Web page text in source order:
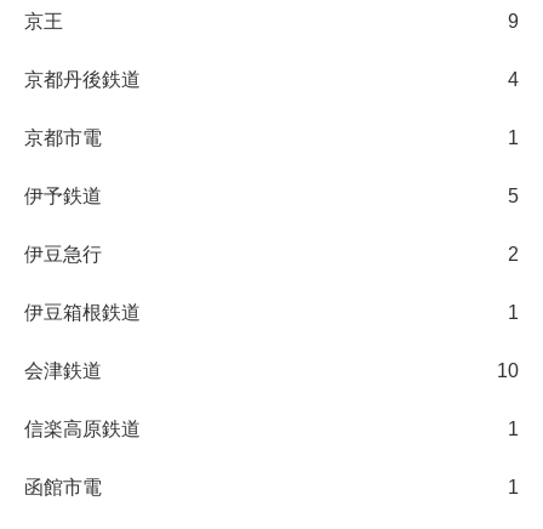
京王 9
京都丹後鉄道 4
京都市電 1
伊予鉄道 5
伊豆急行 2
伊豆箱根鉄道 1
会津鉄道 10
信楽高原鉄道 1
函館市電 1